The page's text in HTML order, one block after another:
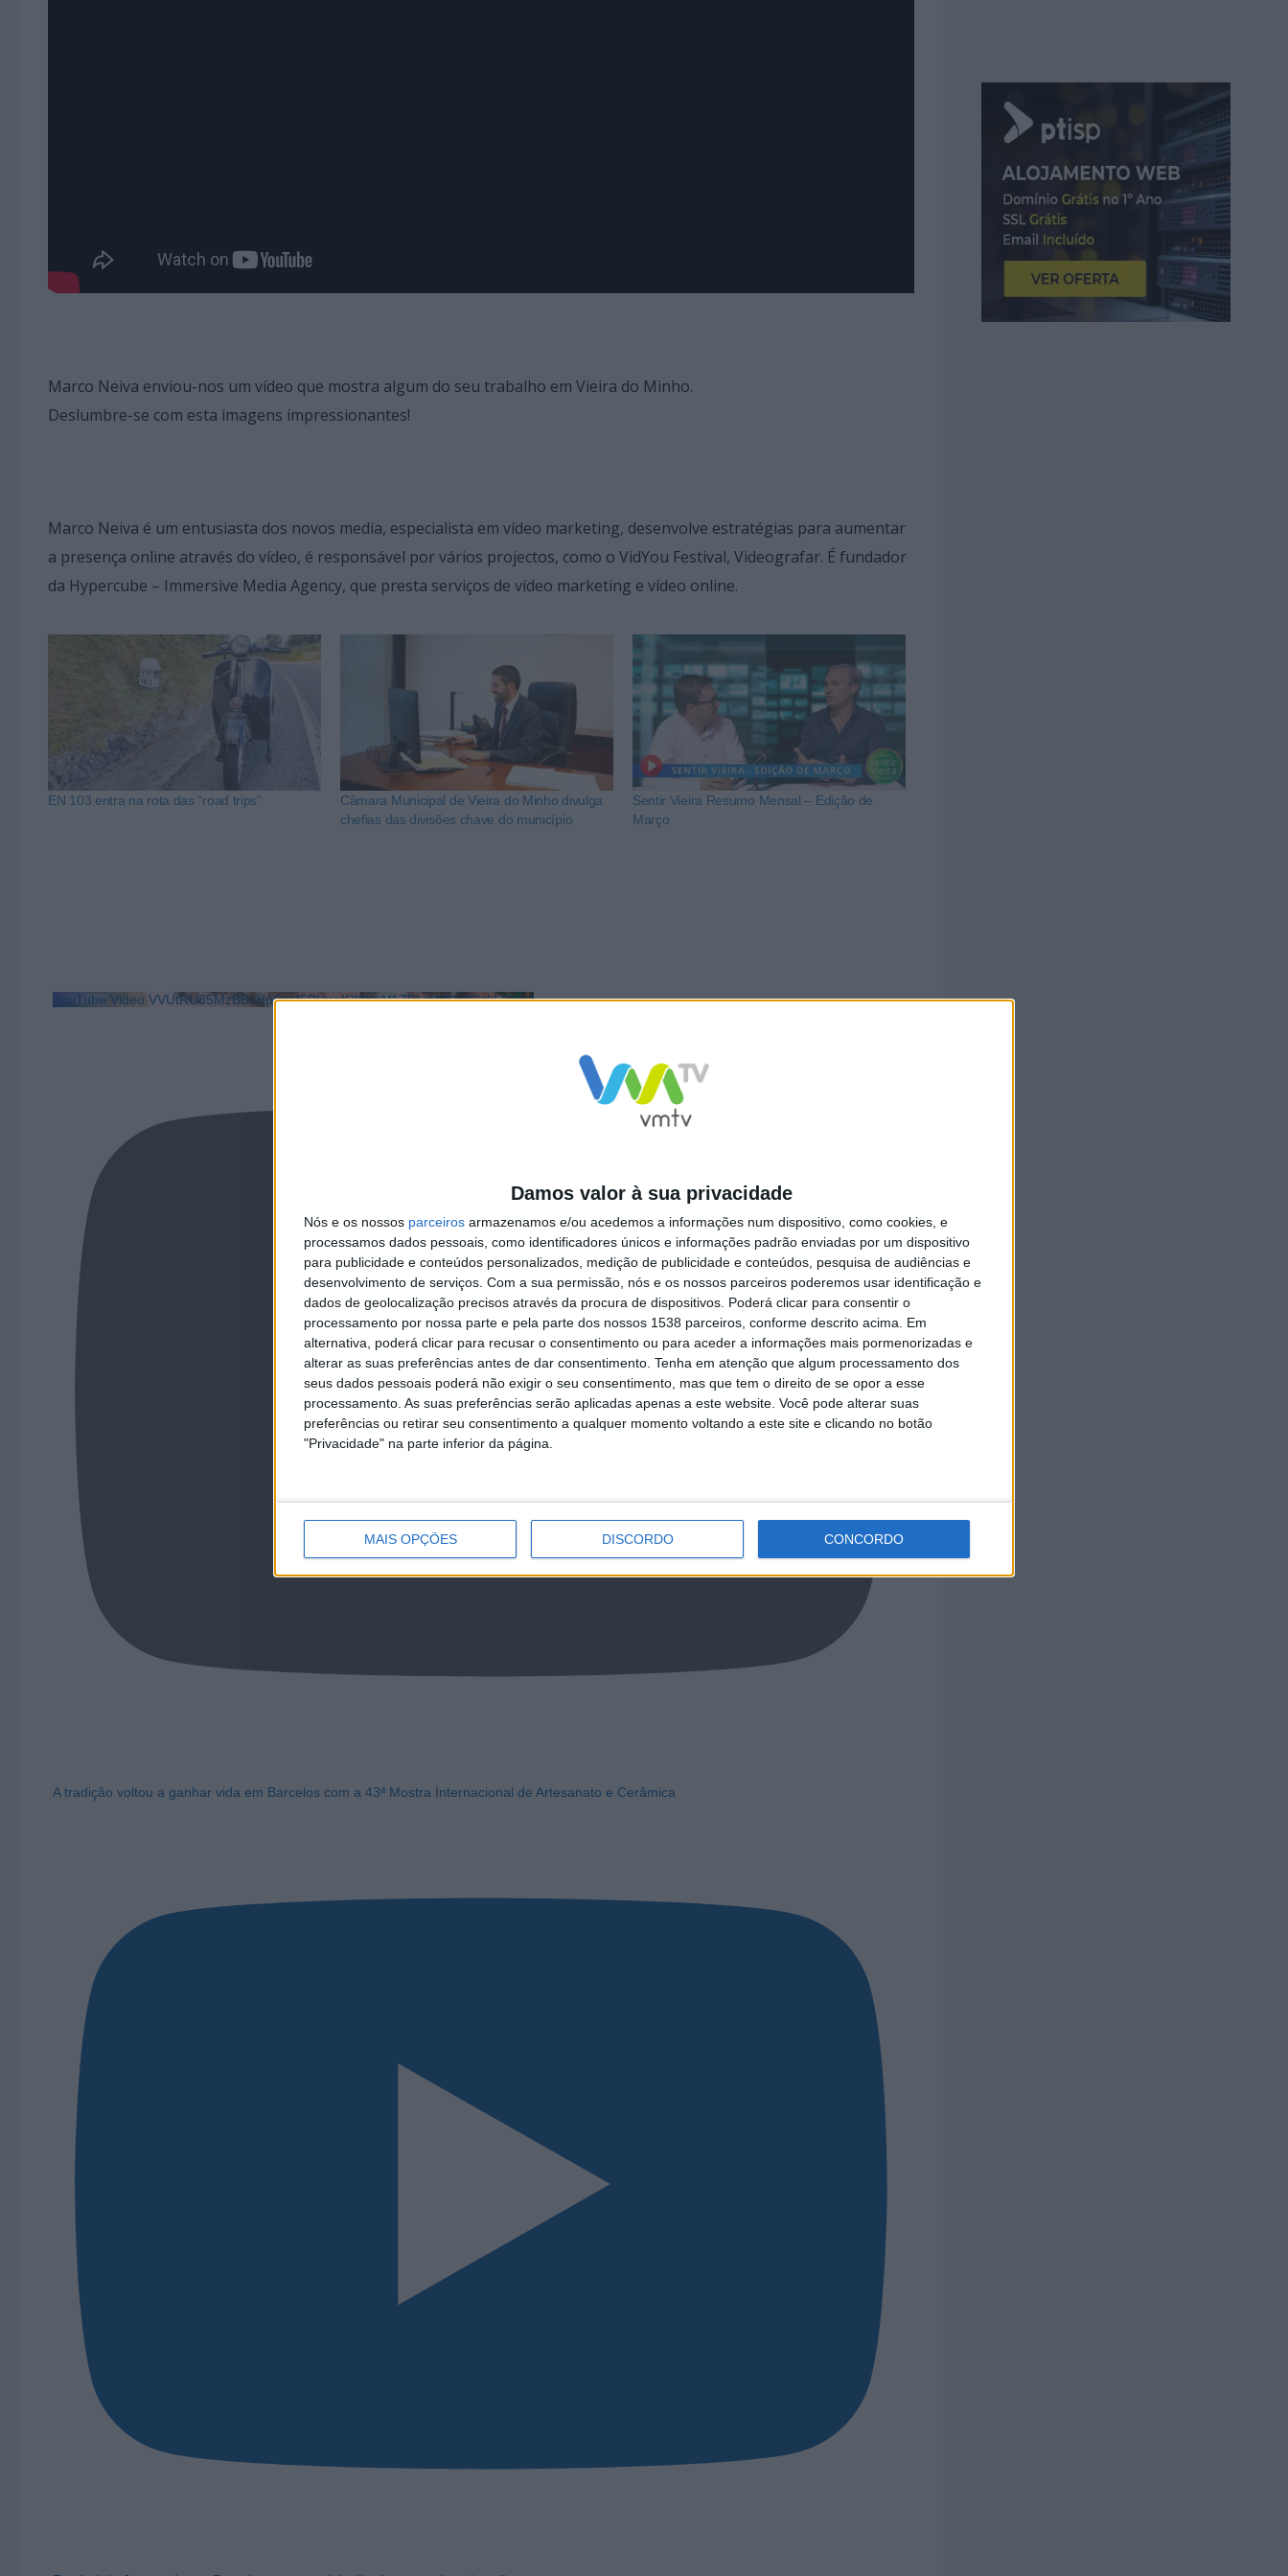
Damos valor à sua privacidade
Nós e os nossos parceiros armazenamos e/ou acedemos a informações num dispositivo, como cookies, e
processamos dados pessoais, como identificadores únicos e informações padrão enviadas por um dispositivo
para publicidade e conteúdos personalizados, medição de publicidade e conteúdos, pesquisa de audiências e
desenvolvimento de serviços. Com a sua permissão, nós e os nossos parceiros poderemos usar identificação e
dados de geolocalização precisos através da procura de dispositivos. Poderá clicar para consentir o
processamento por nossa parte e pela parte dos nossos 1538 parceiros, conforme descrito acima. Em
alternativa, poderá clicar para recusar o consentimento ou para aceder a informações mais pormenorizadas e
alterar as suas preferências antes de dar consentimento. Tenha em atenção que algum processamento dos
seus dados pessoais poderá não exigir o seu consentimento, mas que tem o direito de se opor a esse
processamento. As suas preferências serão aplicadas apenas a este website. Você pode alterar suas
preferências ou retirar seu consentimento a qualquer momento voltando a este site e clicando no botão
"Privacidade" na parte inferior da página.
MAIS OPÇÕES DISCORDO CONCORDO
Marco Neiva enviou-nos um vídeo que mostra algum do seu trabalho em Vieira do Minho.
Deslumbre-se com esta imagens impressionantes!
Marco Neiva é um entusiasta dos novos media, especialista em vídeo marketing, desenvolve estratégias para aumentar
a presença online através do vídeo, é responsável por vários projectos, como o VidYou Festival, Videografar. É fundador
da Hypercube – Immersive Media Agency, que presta serviços de vídeo marketing e vídeo online.
EN 103 entra na rota das “road trips”
Câmara Municipal de Vieira do Minho divulga
chefias das divisões chave do município
Sentir Vieira Resumo Mensal – Edição de
Março
YouTube Video VVUtRU85MzBBcHpOcU5BUnpKX0wyV1ZBLmNCa2l2ckl3RkxJ
A tradição voltou a ganhar vida em Barcelos com a 43ª Mostra Internacional de Artesanato e Cerâmica